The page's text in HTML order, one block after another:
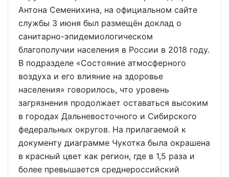
Антона Семенихина, на официальном сайте
службы 3 июня был размещён доклад о
санитарно-эпидемиологическом
благополучии населения в России в 2018 году.
В подразделе «Состояние атмосферного
воздуха и его влияние на здоровье
населения» говорилось, что уровень
загрязнения продолжает оставаться высоким
в городах Дальневосточного и Сибирского
федеральных округов. На прилагаемой к
документу диаграмме Чукотка была окрашена
в красный цвет как регион, где в 1,5 раза и
более превышается среднероссийский